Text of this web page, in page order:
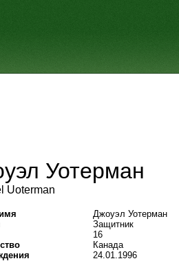
Уотерман
Uoterman
Джоуэл Уотерман
Защитник
16
Канада
24.01.1996